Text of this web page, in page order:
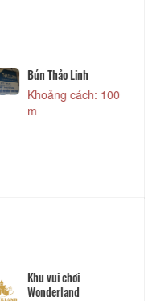
Bún Thảo Linh
Khoảng cách: 100
m
Khu vui chơi
Wonderland